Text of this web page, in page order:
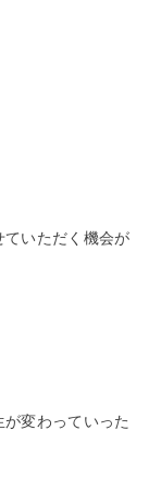
いただく機会が
変わっていった